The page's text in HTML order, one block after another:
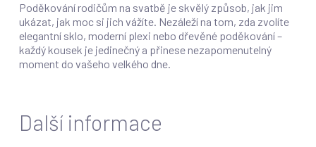
Poděkování rodičům na svatbě je skvělý způsob, jak jim
ukázat, jak moc si jich vážíte. Nezáleží na tom, zda zvolíte
elegantní sklo, moderní plexi nebo dřevěné poděkování –
každý kousek je jedinečný a přinese nezapomenutelný
moment do vašeho velkého dne.
Další informace